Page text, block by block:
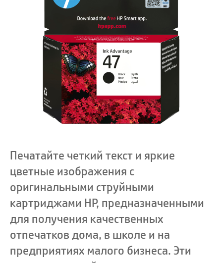
Печатайте четкий текст и яркие
цветные изображения с
оригинальными струйными
картриджами HP, предназначенными
для получения качественных
отпечатков дома, в школе и на
предприятиях малого бизнеса. Эти